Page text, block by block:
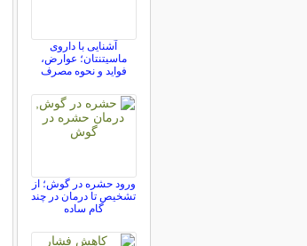
آشنایی با داروی
ماسیتنتان؛ عوارض،
فواید و نحوه مصرف
ورود حشره در گوش؛ از
تشخیص تا درمان در چند
گام ساده